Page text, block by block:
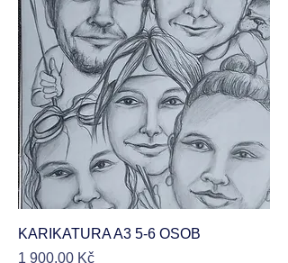
KARIKATURA A3 5-6 OSOB
Cena
1 900,00 Kč